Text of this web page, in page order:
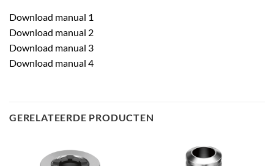
Download manual 1
Download manual 2
Download manual 3
Download manual 4
GERELATEERDE PRODUCTEN